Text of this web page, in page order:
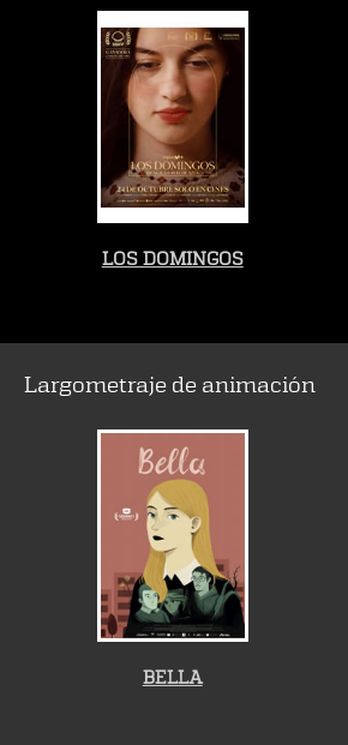
LOS DOMINGOS
Largometraje de animación
BELLA